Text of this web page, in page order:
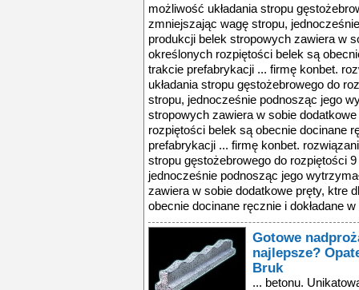
możliwość układania stropu
zmniejszając wagę stropu,
produkcji belek stropowych zawiera w
określonych rozpiętości belek są
trakcie prefabrykacji ... firmę konbet.
układania stropu gęstożebrowego do
stropu, jednocześnie podnosząc jego
stropowych zawiera w sobie
rozpiętości belek są obecnie docinane
prefabrykacji ... firmę konbet.
stropu gęstożebrowego do rozpiętości
jednocześnie podnosząc jego
zawiera w sobie dodatkowe pręty, ktre
obecnie docinane ręcznie i dokładane
Gotowe
najlepsze?
Bruk
... betonu.